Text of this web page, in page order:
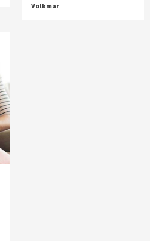
Volkmar